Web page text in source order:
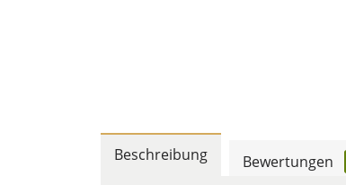
Beschreibung Bewertungen